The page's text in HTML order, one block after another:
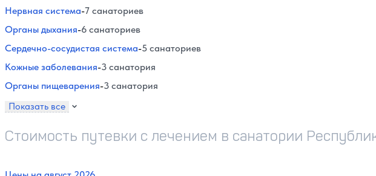
Нервная система-7 санаториев
Органы дыхания-6 санаториев
Сердечно-сосудистая система-5 санаториев
Кожные заболевания-3 санатория
Органы пищеварения-3 санатория
Показать все
Стоимость путевки с лечением в санатории